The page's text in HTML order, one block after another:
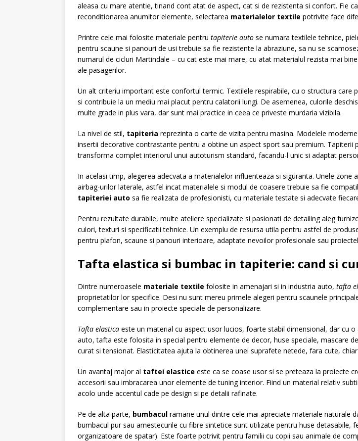
aleasa cu mare atentie, tinand cont atat de aspect, cat si de rezistenta si confort. Fie
reconditionarea anumitor elemente, selectarea materialelor textile potrivite face
Printre cele mai folosite materiale pentru tapiterie auto se numara textilele tehnice,
pentru scaune si panouri de usi trebuie sa fie rezistente la abraziune, sa nu se
numarul de cicluri Martindale – cu cat este mai mare, cu atat materialul rezista mai
ale pasagerilor.
Un alt criteriu important este confortul termic. Textilele respirabile, cu o structura care
si contribuie la un mediu mai placut pentru calatorii lungi. De asemenea, culorile
multe grade in plus vara, dar sunt mai practice in ceea ce priveste murdaria vizibila.
La nivel de stil, tapiteria reprezinta o carte de vizita pentru masina. Modelele
insertii decorative contrastante pentru a obtine un aspect sport sau premium.
transforma complet interiorul unui autoturism standard, facandu-l unic si adaptat
In acelasi timp, alegerea adecvata a materialelor influenteaza si siguranta. Unele
airbag-urilor laterale, astfel incat materialele si modul de coasere trebuie sa fie
tapiteriei auto sa fie realizata de profesionisti, cu materiale testate si adecvate
Pentru rezultate durabile, multe ateliere specializate si pasionati de detailing aleg
culori, texturi si specificatii tehnice. Un exemplu de resursa utila pentru astfel de
pentru plafon, scaune si panouri interioare, adaptate nevoilor profesionale sau
Tafta elastica si bumbac in tapiterie: cand si
Dintre numeroasele materiale textile folosite in amenajari si in industria auto, tafta
proprietatilor lor specifice. Desi nu sunt mereu primele alegeri pentru scaunele
complementare sau in proiecte speciale de personalizare.
Tafta elastica este un material cu aspect usor lucios, foarte stabil dimensional, dar cu
auto, tafta este folosita in special pentru elemente de decor, huse speciale, mascare
curat si tensionat. Elasticitatea ajuta la obtinerea unei suprafete netede, fara cute,
Un avantaj major al taftei elastice este ca se coase usor si se preteaza la proiecte
accesorii sau imbracarea unor elemente de tuning interior. Fiind un material relativ
acolo unde accentul cade pe design si pe detalii rafinate.
Pe de alta parte, bumbacul ramane unul dintre cele mai apreciate materiale naturale
bumbacul pur sau amestecurile cu fibre sintetice sunt utilizate pentru huse
organizatoare de spatar). Este foarte potrivit pentru familii cu copii sau animale de